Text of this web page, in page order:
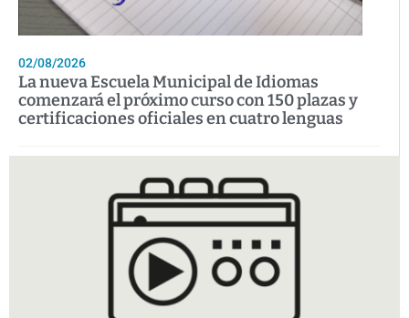
02/08/2026
La nueva Escuela Municipal de Idiomas
comenzará el próximo curso con 150 plazas y
certificaciones oficiales en cuatro lenguas